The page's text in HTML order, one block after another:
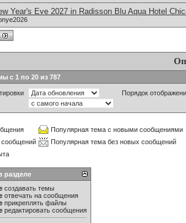
Year's Eve 2027 in Radisson Blu Aqua Hotel
с 1 по 20 из 787
Порядок
Популярная тема с новыми сообщениями
Популярная тема без новых сообщений
разделе
создавать темы
отвечать на сообщения
прикреплять файлы
редактировать сообщения